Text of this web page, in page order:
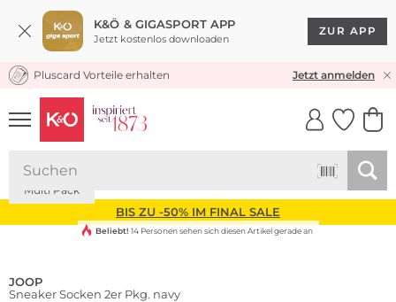
K&Ö & GIGASPORT APP
Jetzt kostenlos downloaden
ZUR APP
KOSTENLOSER VERSAND* & RÜCKVERSAND
Pluscard Vorteile erhalten Jetzt anmelden
UNSERE APP
CLICK &
BIS ZU -50% IM FINAL SALE
Multi Pack
Beliebt! 14 Personen sehen sich diesen Artikel gerade an
JOOP
Sneaker Socken 2er Pkg. navy